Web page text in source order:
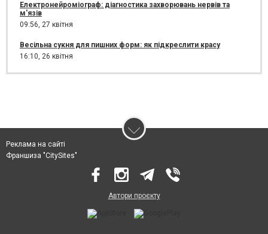
Електронейроміограф: діагностика захворювань нервів та
м'язів
09:56, 27 квітня
Весільна сукня для пишних форм: як підкреслити красу
16:10, 26 квітня
Реклама на сайті
Франшиза "CitySites"
Автори проєкту